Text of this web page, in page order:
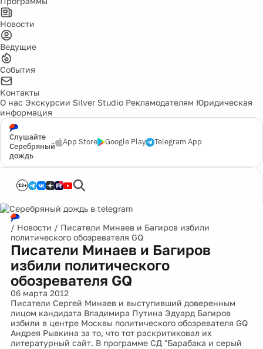
Новости
Ведущие
События
Контакты
О нас Экскурсии Silver Studio Рекламодателям Юридическая
информация
Слушайте
Серебряный
дождь
App Store Google Play Telegram App
12+
/ Новости / Писатели Минаев и Багиров избили
политического обозревателя GQ
Писатели Минаев и Багиров
избили политического
обозревателя GQ
06 марта 2012
Писатели Сергей Минаев и выступивший доверенным
лицом кандидата Владимира Путина Эдуард Багиров
избили в центре Москвы политического обозревателя GQ
Андрея Рывкина за то, что тот раскритиковал их
литературный сайт. В программе СД "Барабака и серый